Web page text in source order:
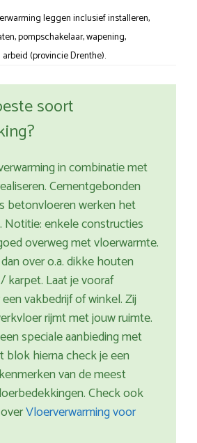
leggen inclusief installeren,
pompschakelaar, wapening,
(provincie Drenthe).
soort
in combinatie met
Cementgebonden
betonvloeren werken het
Notitie: enkele constructies
overweg met vloerwarmte.
over o.a. dikke houten
karpet. Laat je vooraf
vakbedrijf of winkel. Zij
rijmt met jouw ruimte.
speciale aanbieding met
blok hierna check je een
van de meest
Check ook
Vloerverwarming voor